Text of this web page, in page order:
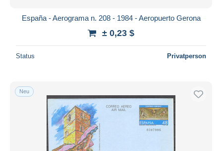
España - Aerograma n. 208 - 1984 - Aeropuerto Gerona
± 0,23 $
Status Privatperson
Neu